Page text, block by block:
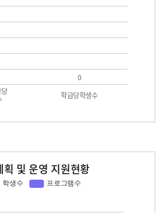
학급당학생수
0
및 운영 지원현황